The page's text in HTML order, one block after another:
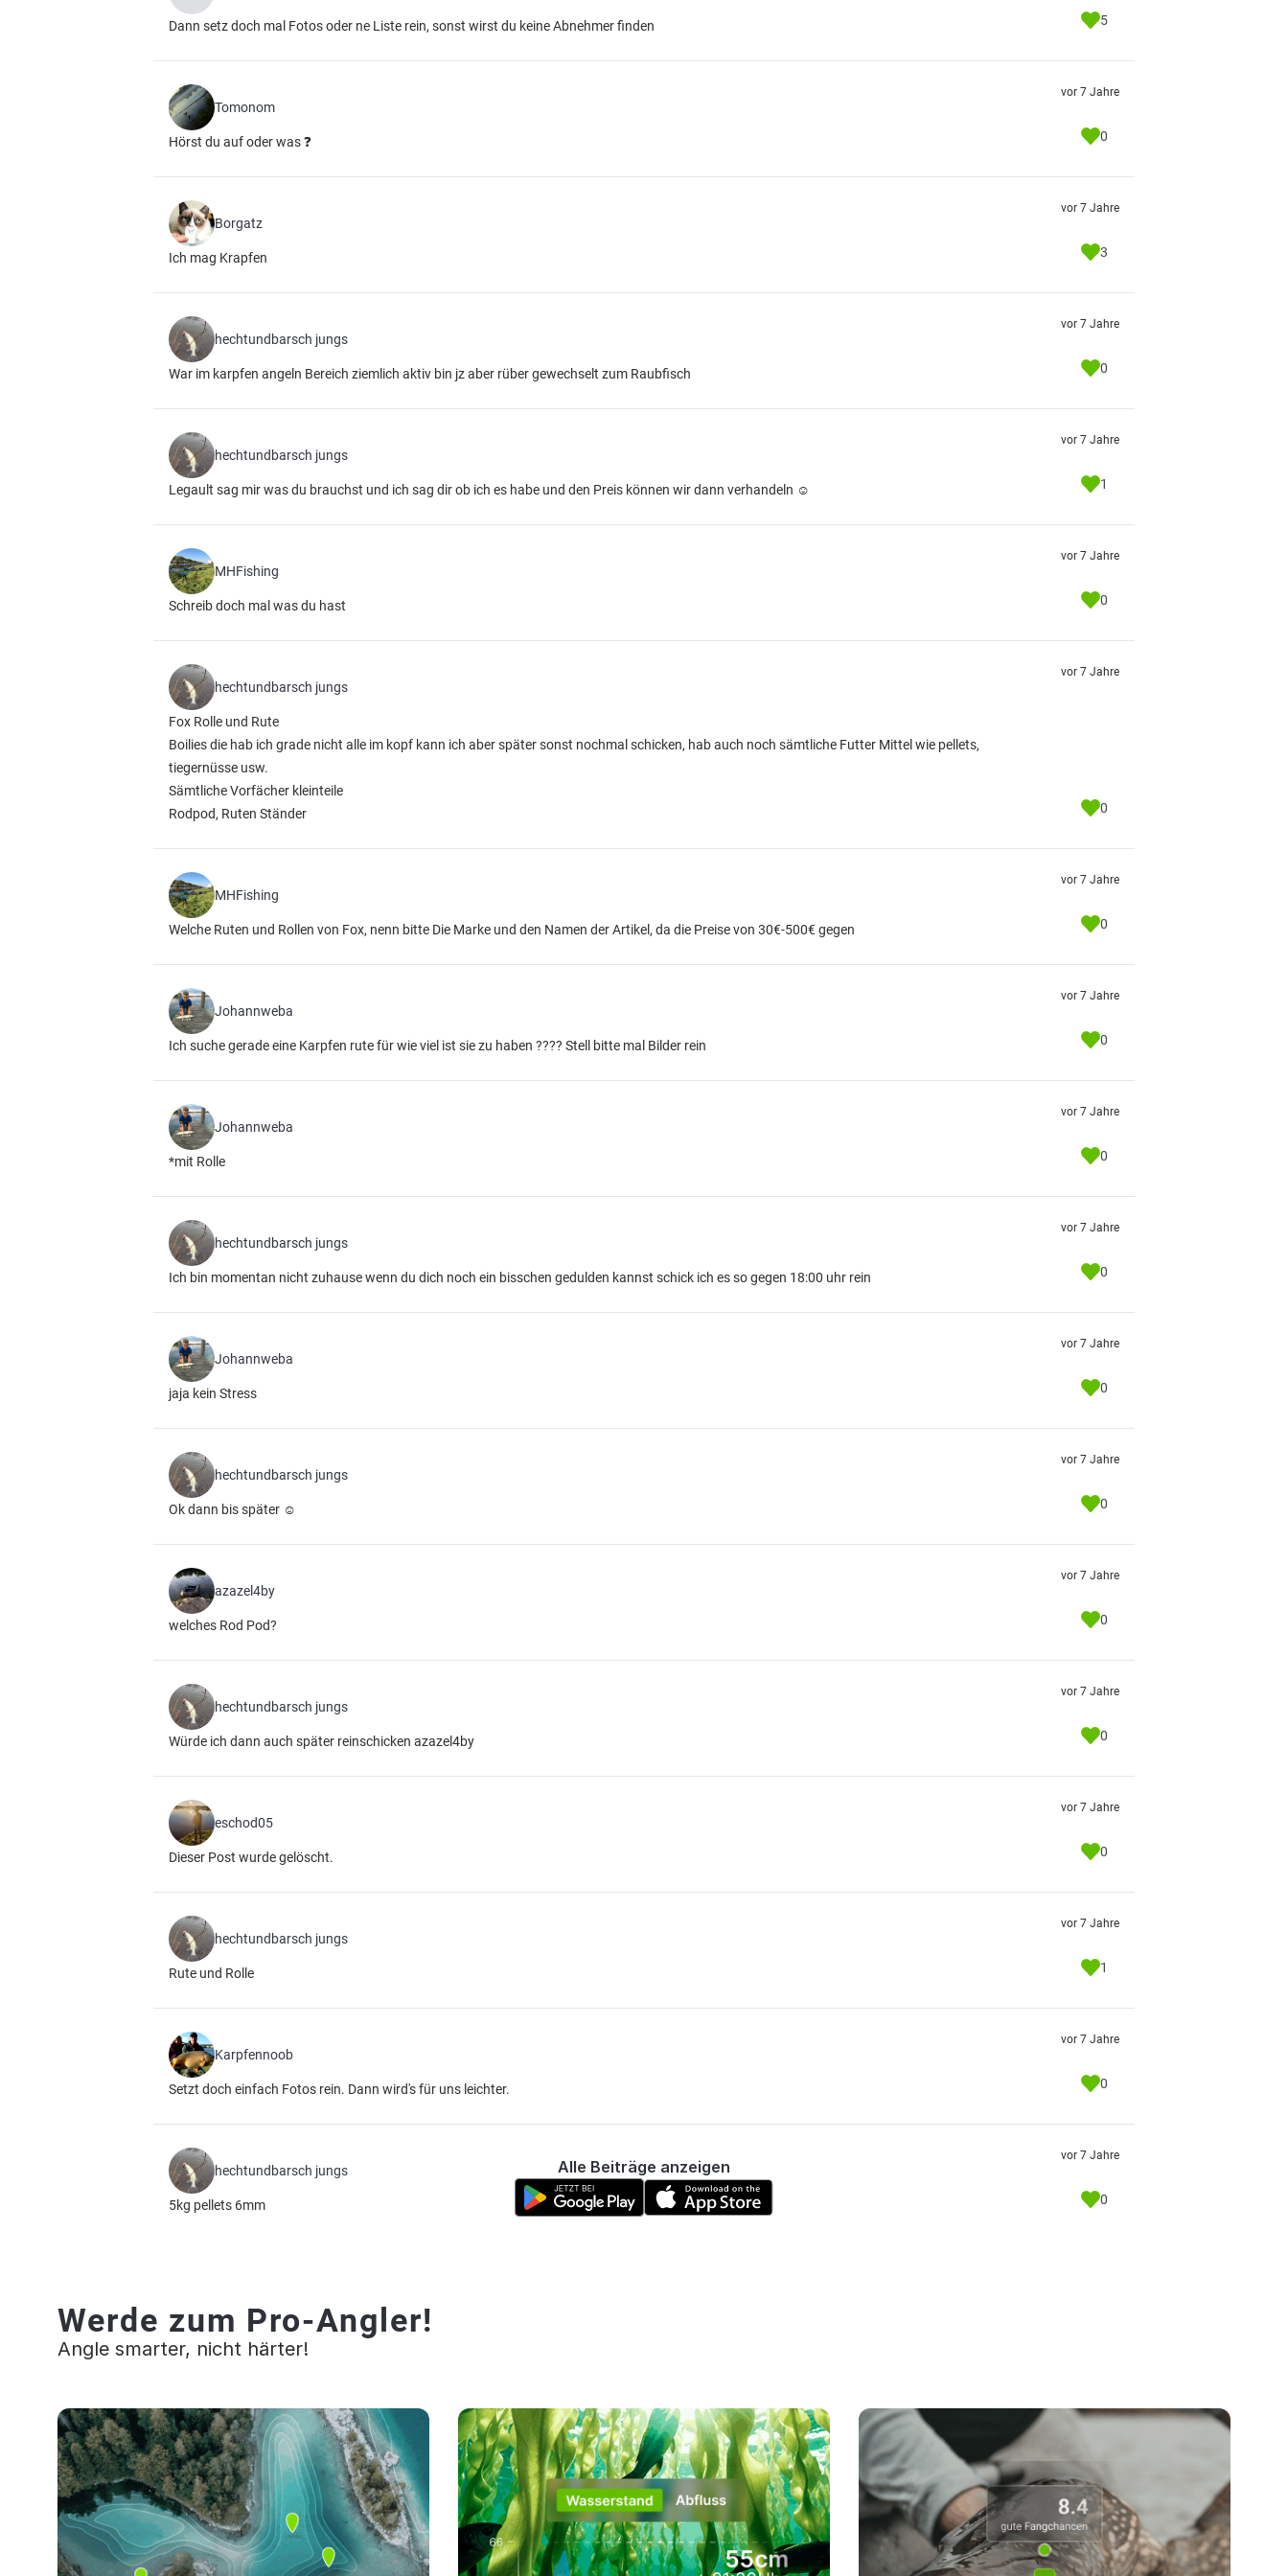
Dann setz doch mal Fotos oder ne Liste rein, sonst wirst du keine Abnehmer finden 5
Tomonom
Hörst du auf oder was ❓
vor 7 Jahre
0
Borgatz
Ich mag Krapfen
vor 7 Jahre
3
hechtundbarsch jungs
War im karpfen angeln Bereich ziemlich aktiv bin jz aber rüber gewechselt zum Raubfisch
vor 7 Jahre
0
hechtundbarsch jungs
Legault sag mir was du brauchst und ich sag dir ob ich es habe und den Preis können wir dann verhandeln ☺️
vor 7 Jahre
1
MHFishing
Schreib doch mal was du hast
vor 7 Jahre
0
hechtundbarsch jungs
Fox Rolle und Rute
Boilies die hab ich grade nicht alle im kopf kann ich aber später sonst nochmal schicken, hab auch noch sämtliche Futter Mittel wie pellets,
tiegernüsse usw.
Sämtliche Vorfächer kleinteile
Rodpod, Ruten Ständer
vor 7 Jahre
0
MHFishing
Welche Ruten und Rollen von Fox, nenn bitte Die Marke und den Namen der Artikel, da die Preise von 30€-500€ gegen
vor 7 Jahre
0
Johannweba
Ich suche gerade eine Karpfen rute für wie viel ist sie zu haben ???? Stell bitte mal Bilder rein
vor 7 Jahre
0
Johannweba
*mit Rolle
vor 7 Jahre
0
hechtundbarsch jungs
Ich bin momentan nicht zuhause wenn du dich noch ein bisschen gedulden kannst schick ich es so gegen 18:00 uhr rein
vor 7 Jahre
0
Johannweba
jaja kein Stress
vor 7 Jahre
0
hechtundbarsch jungs
Ok dann bis später ☺️
vor 7 Jahre
0
azazel4by
welches Rod Pod?
vor 7 Jahre
0
hechtundbarsch jungs
Würde ich dann auch später reinschicken azazel4by
vor 7 Jahre
0
eschod05
Dieser Post wurde gelöscht.
vor 7 Jahre
0
hechtundbarsch jungs
Rute und Rolle
vor 7 Jahre
1
Karpfennoob
Setzt doch einfach Fotos rein. Dann wird's für uns leichter.
vor 7 Jahre
0
hechtundbarsch jungs
5kg pellets 6mm
vor 7 Jahre
0
Alle Beiträge anzeigen
Werde zum Pro-Angler!
Angle smarter, nicht härter!